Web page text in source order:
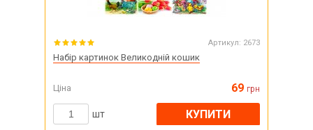
Артикул: 2673
Набір картинок Великодній кошик
Ціна 69 грн
шт КУПИТИ